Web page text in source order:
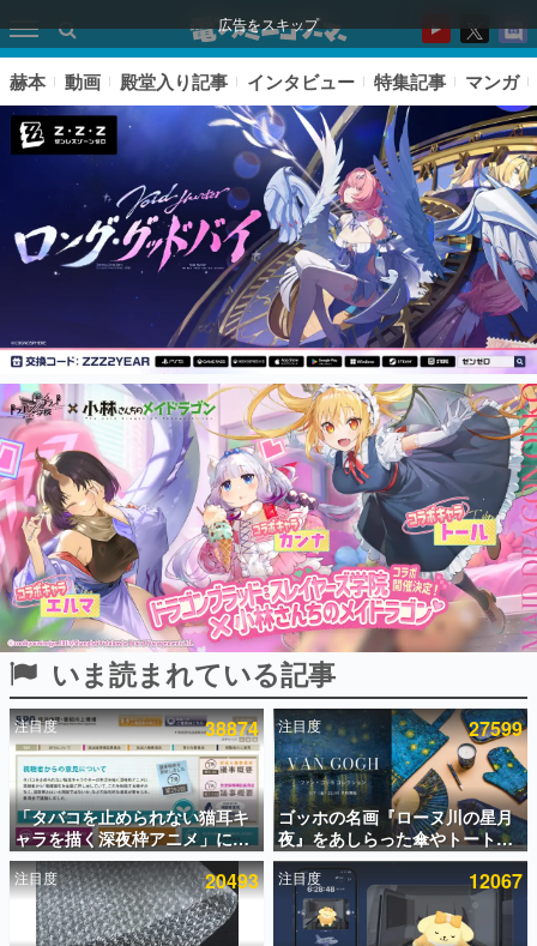
広告をスキップ
ピックアップ
電ファミのいま読まれている記事ランキング
アプリセール情報
インタビュー
連載・特集一覧
殿堂入り記事
SNS拡散数が数千以上！ ページビュー数万以上！ などな
ど。多くの人々に読まれた、電ファミ渾身の“殿堂入り”記
事をまとめました。
ゲームの企画書
名作ゲームクリエイターの方々に製作時のエピソードをお
聞きし、ヒットする企画（ゲーム）とは何か？を探ってい
きます。
赫本
この物語を解いてはいけない。『赫本』は、〈試験問題〉
の形をした短編ホラー小説集です。
赫本 動画 殿堂入り記事 インタビュー 特集記事 マンガ
いま読まれている記事
注目度 38874
「タバコを止められない猫耳キ
ャラを描く深夜枠アニメ」に視
聴者の一部から批判意見。違法
薬物の使用と思わしき描写も含
めて、BPOが議論を交わす
注目度 27599
ゴッホの名画『ローヌ川の星月
夜』をあしらった傘やトートバ
ッグなどが登場。8月7日21時よ
り2日間限定で予約販売
注目度 20493 注目度 12067